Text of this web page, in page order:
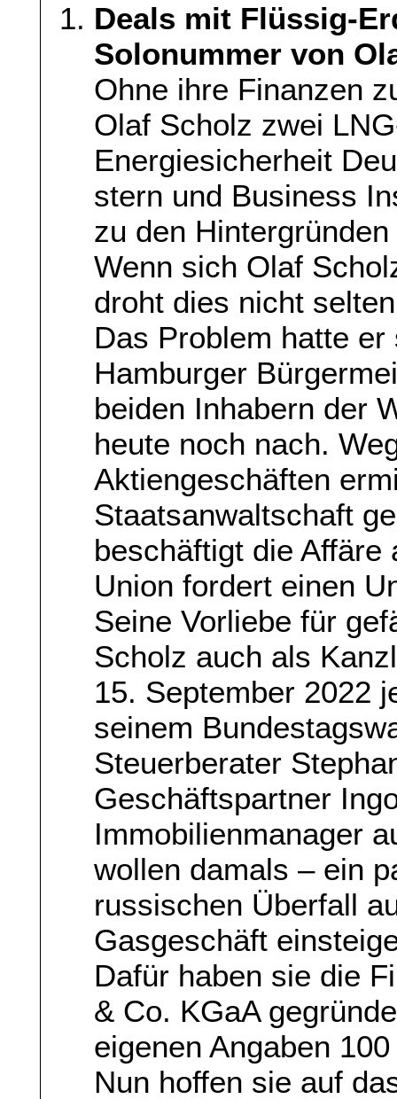
Deals mit Flüssig-
Solonummer von
Ohne ihre Finanzen
Olaf Scholz zwei
Energiesicherheit
stern und Business
zu den
Wenn sich Olaf
droht dies nicht
Das Problem hatte
Hamburger
beiden Inhabern der
heute noch nach.
Aktiengeschäften
Staatsanwaltschaft
beschäftigt die Affäre
Union fordert einen
Seine Vorliebe für
Scholz auch als
15. September 2022
seinem
Steuerberater
Geschäftspartner
Immobilienmanager
wollen damals – ein
russischen Überfall
Gasgeschäft
Dafür haben sie die
& Co. KGaA
eigenen Angaben
Nun hoffen sie auf